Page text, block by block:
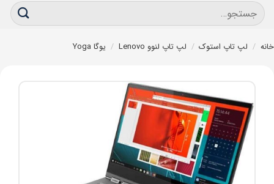
جستجو
برای:
خانه / لپ تاپ استوک / لپ تاپ لنوو Lenovo / یوگا Yoga